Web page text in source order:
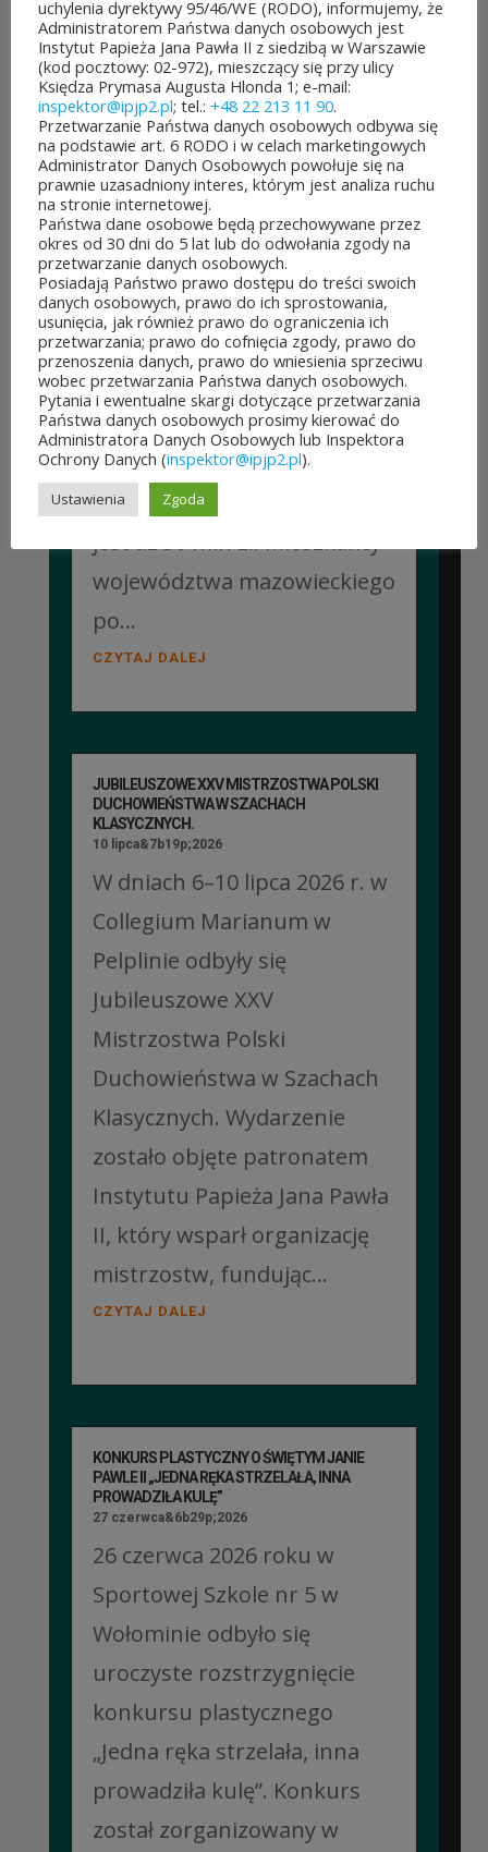
ROZPOCZĘŁO SIĘ GŁOSOWANIE W BUDŻECIE
OBYWATELSKIM MAZOWSZA!
03 sierpnia&8b44p;2026
Można już głosować
na projekty zgłoszone do 7.
edycji Budżetu
Obywatelskiego Mazowsza.
To mieszkańcy zdecydują,
które pomysły dostaną
dofinansowanie z budżetu
samorządu województwa
mazowieckiego. Do rozdania
jest aż 30 mln zł! Mieszkańcy
województwa mazowieckiego
po...
CZYTAJ DALEJ
JUBILEUSZOWE XXV MISTRZOSTWA POLSKI
DUCHOWIEŃSTWA W SZACHACH
KLASYCZNYCH.
10 lipca&7b19p;2026
W dniach 6–10 lipca 2026 r. w
Collegium Marianum w
Pelplinie odbyły się
Jubileuszowe XXV
Mistrzostwa Polski
Duchowieństwa w Szachach
Klasycznych. Wydarzenie
zostało objęte patronatem
Instytutu Papieża Jana Pawła
II, który wsparł organizację
mistrzostw, fundując...
CZYTAJ DALEJ
KONKURS PLASTYCZNY O ŚWIĘTYM JANIE
PAWLE II „JEDNA RĘKA STRZELAŁA, INNA
PROWADZIŁA KULĘ”
27 czerwca&6b29p;2026
26 czerwca 2026 roku w
Sportowej Szkole nr 5 w
Wołominie odbyło się
uroczyste rozstrzygnięcie
konkursu plastycznego
„Jedna ręka strzelała, inna
prowadziła kulę”. Konkurs
został zorganizowany w
uchylenia dyrektywy 95/46/WE (RODO), informujemy, że
Administratorem Państwa danych osobowych jest
Instytut Papieża Jana Pawła II z siedzibą w Warszawie
(kod pocztowy: 02-972), mieszczący się przy ulicy
Księdza Prymasa Augusta Hlonda 1; e-mail:
inspektor@ipjp2.pl; tel.: +48 22 213 11 90.
Przetwarzanie Państwa danych osobowych odbywa się
na podstawie art. 6 RODO i w celach marketingowych
Administrator Danych Osobowych powołuje się na
prawnie uzasadniony interes, którym jest analiza ruchu
na stronie internetowej.
Państwa dane osobowe będą przechowywane przez
okres od 30 dni do 5 lat lub do odwołania zgody na
przetwarzanie danych osobowych.
Posiadają Państwo prawo dostępu do treści swoich
danych osobowych, prawo do ich sprostowania,
usunięcia, jak również prawo do ograniczenia ich
przetwarzania; prawo do cofnięcia zgody, prawo do
przenoszenia danych, prawo do wniesienia sprzeciwu
wobec przetwarzania Państwa danych osobowych.
Pytania i ewentualne skargi dotyczące przetwarzania
Państwa danych osobowych prosimy kierować do
Administratora Danych Osobowych lub Inspektora
Ochrony Danych (inspektor@ipjp2.pl).
Ustawienia Zgoda